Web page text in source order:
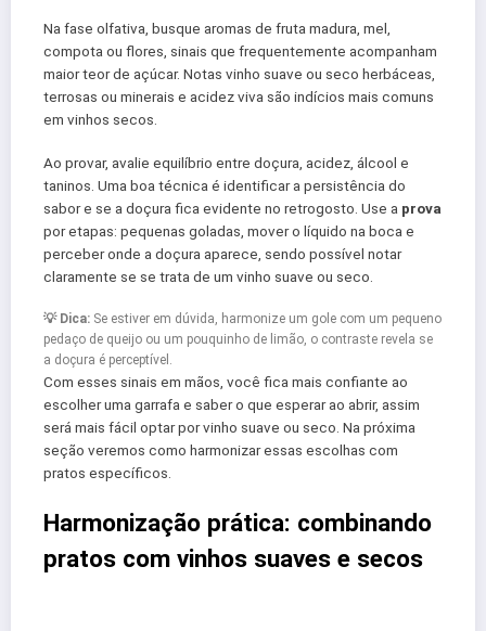
Na fase olfativa, busque aromas de fruta madura, mel,
compota ou flores, sinais que frequentemente acompanham
maior teor de açúcar. Notas vinho suave ou seco herbáceas,
terrosas ou minerais e acidez viva são indícios mais comuns
em vinhos secos.
Ao provar, avalie equilíbrio entre doçura, acidez, álcool e
taninos. Uma boa técnica é identificar a persistência do
sabor e se a doçura fica evidente no retrogosto. Use a prova
por etapas: pequenas goladas, mover o líquido na boca e
perceber onde a doçura aparece, sendo possível notar
claramente se se trata de um vinho suave ou seco.
💡 Dica: Se estiver em dúvida, harmonize um gole com um pequeno
pedaço de queijo ou um pouquinho de limão, o contraste revela se
a doçura é perceptível.
Com esses sinais em mãos, você fica mais confiante ao
escolher uma garrafa e saber o que esperar ao abrir, assim
será mais fácil optar por vinho suave ou seco. Na próxima
seção veremos como harmonizar essas escolhas com
pratos específicos.
Harmonização prática: combinando
pratos com vinhos suaves e secos